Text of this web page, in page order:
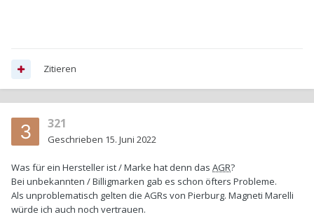
Zitieren
321
Geschrieben 15. Juni 2022
Was für ein Hersteller ist / Marke hat denn das AGR?
Bei unbekannten / Billigmarken gab es schon öfters Probleme.
Als unproblematisch gelten die AGRs von Pierburg. Magneti Marelli
würde ich auch noch vertrauen.